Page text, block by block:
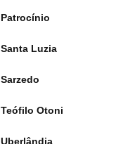
Patrocínio
Santa Luzia
Sarzedo
Teófilo Otoni
Uberlândia